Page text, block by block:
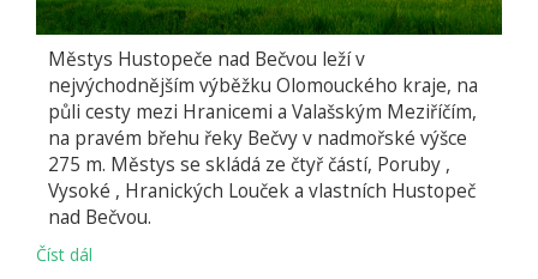
Městys Hustopeče nad Bečvou leží v
nejvýchodnějším výběžku Olomouckého kraje, na
půli cesty mezi Hranicemi a Valašským Meziříčím,
na pravém břehu řeky Bečvy v nadmořské výšce
275 m. Městys se skládá ze čtyř částí, Poruby ,
Vysoké , Hranických Louček a vlastních Hustopeč
nad Bečvou.
Číst dál